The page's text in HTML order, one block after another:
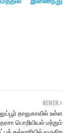
NEWER
தாலுகாவில் உள்ள
பொறியியல் மற்றும்
கல்லூரியில் வருகிற